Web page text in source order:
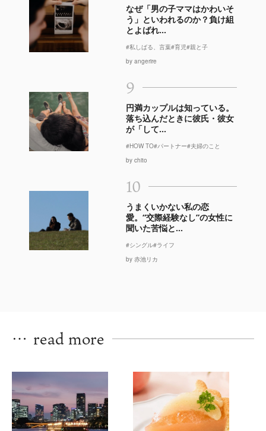
なぜ「男の子ママはかわいそ
う」といわれるのか？負け組
とよばれ...
#私しばる、言葉#育児#親と子
by angerire
9
円満カップルは知っている。
落ち込んだときに彼氏・彼女
が「して...
#HOW TO#パートナー#夫婦のこと
by chito
10
うまくいかない私の恋
愛。“交際経験なし”の女性に
聞いた苦悩と...
#シングル#ライフ
by 赤池リカ
… read more